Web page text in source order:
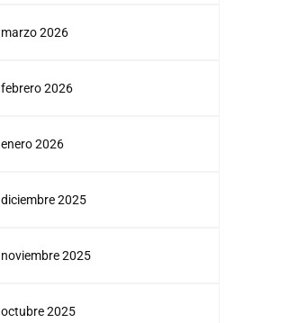
marzo 2026
febrero 2026
enero 2026
diciembre 2025
noviembre 2025
octubre 2025